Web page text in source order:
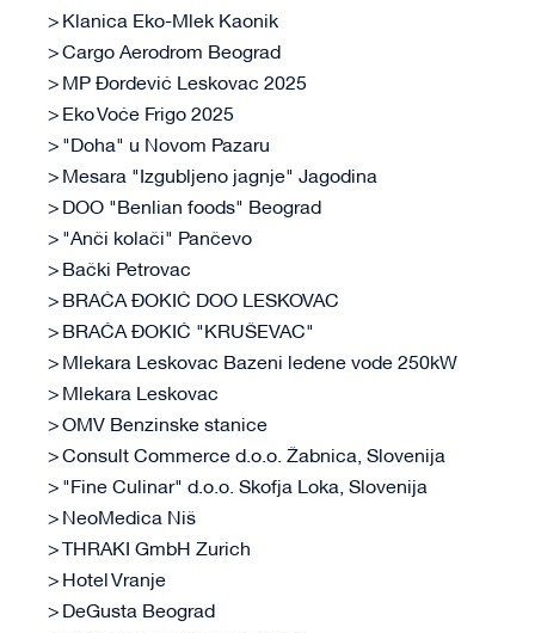
Klanica Eko-Mlek Kaonik
Cargo Aerodrom Beograd
MP Đorđević Leskovac 2025
Eko Voće Frigo 2025
"Doha" u Novom Pazaru
Mesara "Izgubljeno jagnje" Jagodina
DOO "Benlian foods" Beograd
"Anči kolači" Pančevo
Bački Petrovac
BRAĆA ĐOKIĆ DOO LESKOVAC
BRAĆA ĐOKIĆ "KRUŠEVAC"
Mlekara Leskovac Bazeni ledene vode 250kW
Mlekara Leskovac
OMV Benzinske stanice
Consult Commerce d.o.o. Žabnica, Slovenija
"Fine Culinar" d.o.o. Skofja Loka, Slovenija
NeoMedica Niš
THRAKI GmbH Zurich
Hotel Vranje
DeGusta Beograd